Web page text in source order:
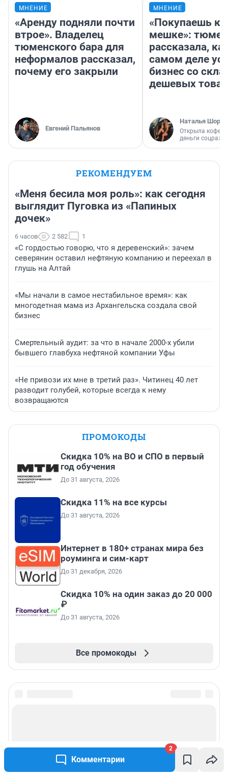
Комментарии
2
МНЕНИЕ
«Аренду подняли почти
втрое». Владелец
тюменского бара для
неформалов рассказал,
почему его закрыли
Евгений Пальянов
МНЕНИЕ
«Покупаешь
мешке»:
рассказала,
самом деле
бизнес со
дешевых
Наталья
Открыла
деньги
РЕКОМЕНДУЕМ
«Меня бесила моя роль»: как сегодня
выглядит Пуговка из «Папиных
дочек»
6 часов 2 582 1
«С гордостью говорю, что я деревенский»: зачем
северянин оставил нефтяную компанию и переехал в
глушь на Алтай
«Мы начали в самое нестабильное время»: как
многодетная мама из Архангельска создала свой
бизнес
Смертельный аудит: за что в начале 2000-х убили
бывшего главбуха нефтяной компании Уфы
«Не привози их мне в третий раз». Читинец 40 лет
разводит голубей, которые всегда к нему
возвращаются
ПРОМОКОДЫ
Скидка 10% на ВО и СПО в первый
год обучения
До 31 августа, 2026
Скидка 11% на все курсы
До 31 августа, 2026
Интернет в 180+ странах мира без
роуминга и сим-карт
До 31 декабря, 2026
Скидка 10% на один заказ до 20 000
₽
До 31 августа, 2026
Все промокоды